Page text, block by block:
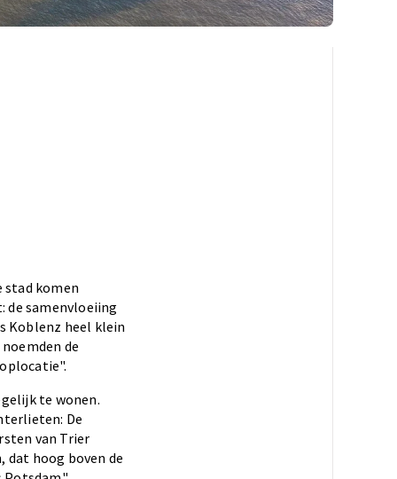
stad komen
de samenvloeiing
Koblenz heel klein
de
te wonen.
De
van Trier
dat hoog boven de